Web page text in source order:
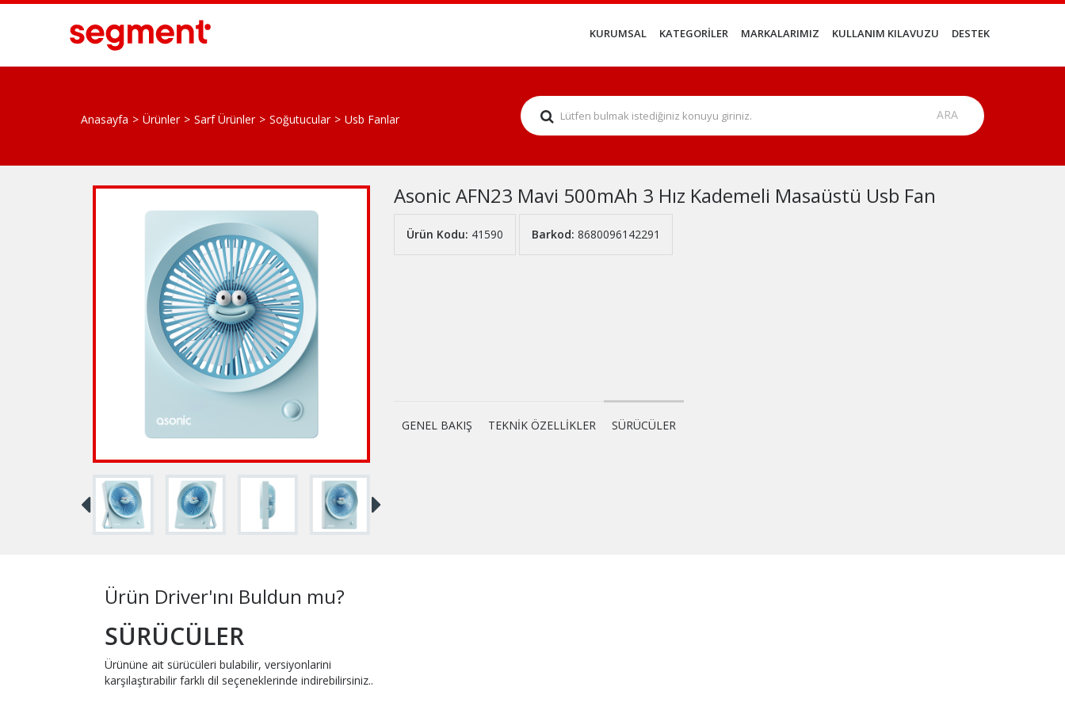
KURUMSAL KATEGORİLER MARKALARIMIZ KULLANIM KILAVUZU DESTEK
Anasayfa Ürünler Sarf Ürünler Soğutucular Usb Fanlar
Asonic AFN23 Mavi 500mAh 3 Hız Kademeli Masaüstü Usb Fan
Ürün Kodu: 41590 Barkod: 8680096142291
GENEL BAKIŞ TEKNİK ÖZELLİKLER SÜRÜCÜLER
Ürün Driver'ını Buldun mu?
SÜRÜCÜLER
Ürününe ait sürücüleri bulabilir, versiyonlarini
karşılaştırabilir farklı dil seçeneklerinde indirebilirsiniz..